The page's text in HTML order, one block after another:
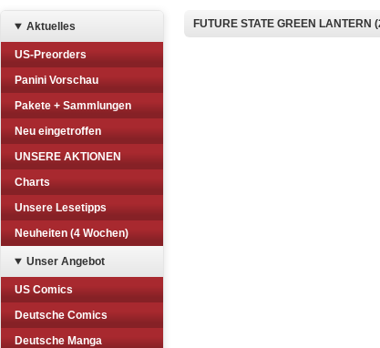
Aktuelles
US-Preorders
Panini Vorschau
Pakete + Sammlungen
Neu eingetroffen
UNSERE AKTIONEN
Charts
Unsere Lesetipps
Neuheiten (4 Wochen)
Unser Angebot
US Comics
Deutsche Comics
Deutsche Manga
FUTURE STATE GREEN LANTERN